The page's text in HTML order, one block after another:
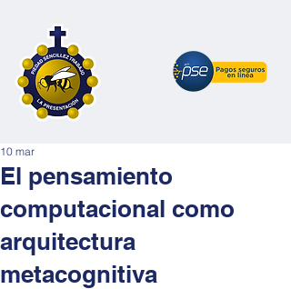
El pensamiento
computacional como
arquitectura
metacognitiva
10 mar